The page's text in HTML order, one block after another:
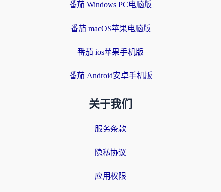
番茄 Windows PC电脑版
番茄 macOS苹果电脑版
番茄 ios苹果手机版
番茄 Android安卓手机版
关于我们
服务条款
隐私协议
应用权限